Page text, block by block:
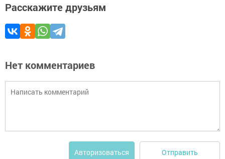
Расскажите друзьям
Нет комментариев
Авторизоваться Отправить